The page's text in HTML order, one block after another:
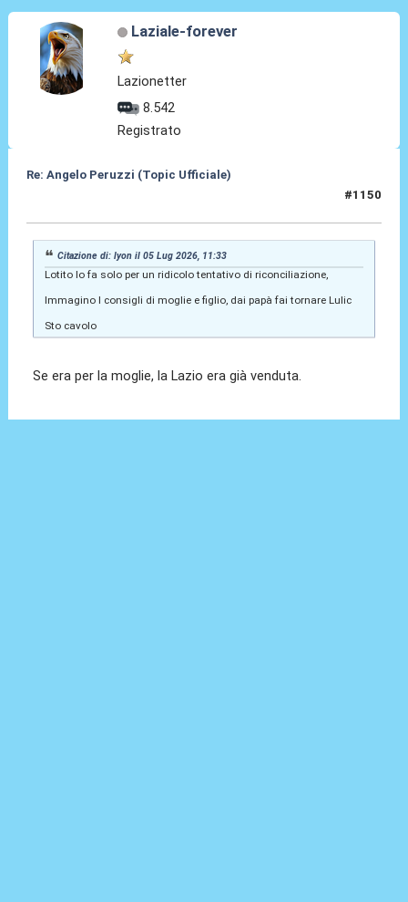
Laziale-forever
Lazionetter
8.542
Registrato
Re: Angelo Peruzzi (Topic Ufficiale)
#1150
Citazione di: lyon il 05 Lug 2026, 11:33
Lotito lo fa solo per un ridicolo tentativo di riconciliazione,
Immagino I consigli di moglie e figlio, dai papà fai tornare Lulic
Sto cavolo
Se era per la moglie, la Lazio era già venduta.